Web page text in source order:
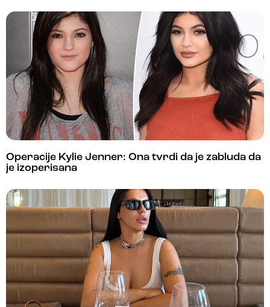
Operacije Kylie Jenner: Ona tvrdi da je zabluda da
je izoperisana